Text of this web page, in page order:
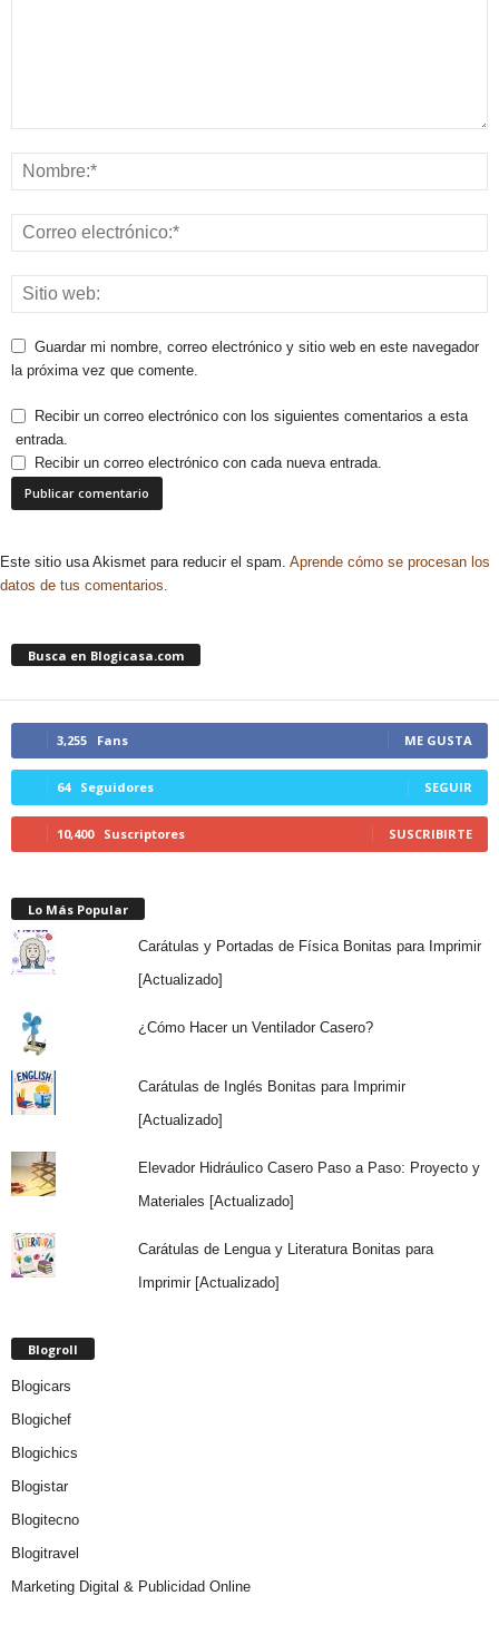
Guardar mi nombre, correo electrónico y sitio web en este navegador
la próxima vez que comente.
Recibir un correo electrónico con los siguientes comentarios a esta
entrada.
Recibir un correo electrónico con cada nueva entrada.
Este sitio usa Akismet para reducir el spam. Aprende cómo se procesan los
datos de tus comentarios.
Busca en Blogicasa.com
3,255 Fans ME GUSTA
64 Seguidores SEGUIR
10,400 Suscriptores SUSCRIBIRTE
Lo Más Popular
Carátulas y Portadas de Física Bonitas para Imprimir
[Actualizado]
¿Cómo Hacer un Ventilador Casero?
Carátulas de Inglés Bonitas para Imprimir
[Actualizado]
Elevador Hidráulico Casero Paso a Paso: Proyecto y
Materiales [Actualizado]
Carátulas de Lengua y Literatura Bonitas para
Imprimir [Actualizado]
Blogroll
Blogicars
Blogichef
Blogichics
Blogistar
Blogitecno
Blogitravel
Marketing Digital & Publicidad Online